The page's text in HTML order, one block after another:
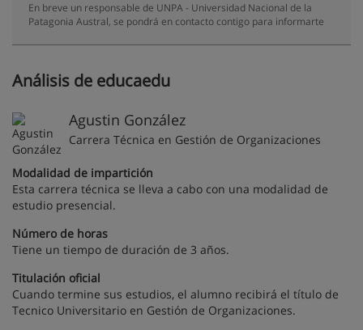
En breve un responsable de UNPA - Universidad Nacional de la
Patagonia Austral, se pondrá en contacto contigo para informarte
Análisis de educaedu
Agustin González
Carrera Técnica en Gestión de Organizaciones
Modalidad de impartición
Esta carrera técnica se lleva a cabo con una modalidad de
estudio presencial.
Número de horas
Tiene un tiempo de duración de 3 años.
Titulación oficial
Cuando termine sus estudios, el alumno recibirá el título de
Tecnico Universitario en Gestión de Organizaciones.